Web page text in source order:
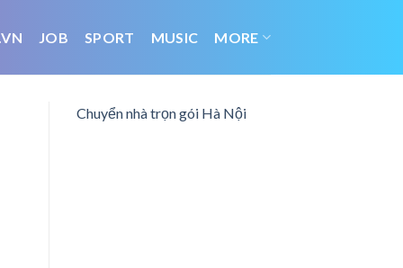
JOB SPORT MUSIC MORE
Chuyển nhà trọn gói Hà Nội